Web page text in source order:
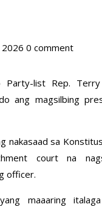
2026 0 comment
Party-list Rep.
ang magsilbing
nakasaad sa
court na
officer.
maaaring